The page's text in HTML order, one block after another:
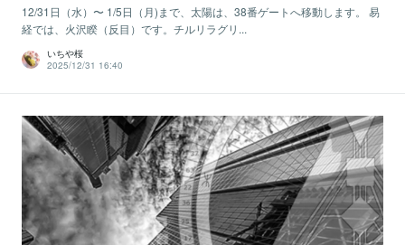
12/31日（水）〜 1/5日（月)まで、太陽は、38番ゲートへ移動します。 易
経では、火沢睽（反目）です。チルリラグリ...
いちや桜
2025/12/31 16:40